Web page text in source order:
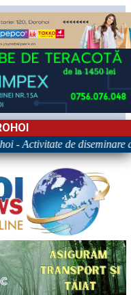
Activitate de diseminare